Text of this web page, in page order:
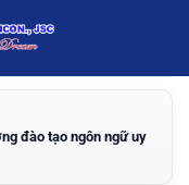
đào tạo ngôn ngữ uy